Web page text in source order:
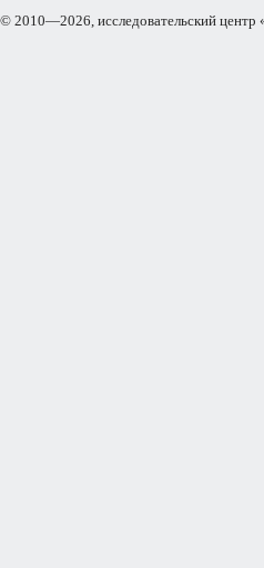
© 2010—2026, исследовательский центр